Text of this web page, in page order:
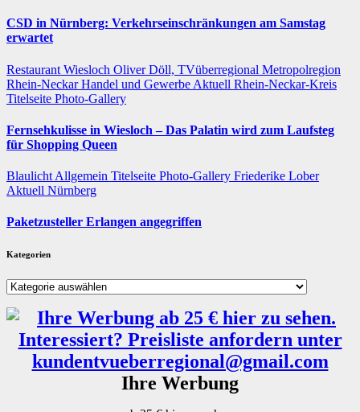
CSD in Nürnberg: Verkehrseinschränkungen am Samstag
erwartet
Restaurant Wiesloch Oliver Döll, TVüberregional Metropolregion
Rhein-Neckar Handel und Gewerbe Aktuell Rhein-Neckar-Kreis
Titelseite Photo-Gallery
Fernsehkulisse in Wiesloch – Das Palatin wird zum Laufsteg
für Shopping Queen
Blaulicht Allgemein Titelseite Photo-Gallery Friederike Lober
Aktuell Nürnberg
Paketzusteller Erlangen angegriffen
Kategorien
Kategorien
Ihre Werbung